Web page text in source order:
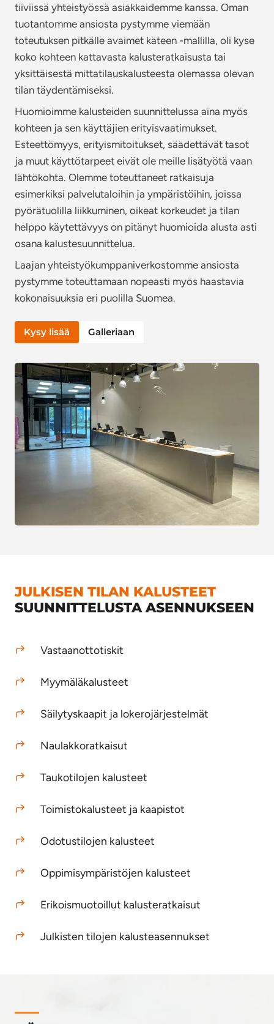
tiiviissä yhteistyössä asiakkaidemme kanssa. Oman
tuotantomme ansiosta pystymme viemään
toteutuksen pitkälle avaimet käteen -mallilla, oli kyse
koko kohteen kattavasta kalusteratkaisusta tai
yksittäisestä mittatilauskalusteesta olemassa olevan
tilan täydentämiseksi.
Huomioimme kalusteiden suunnittelussa aina myös
kohteen ja sen käyttäjien erityisvaatimukset.
Esteettömyys, erityismitoitukset, säädettävät tasot
ja muut käyttötarpeet eivät ole meille lisätyötä vaan
lähtökohta. Olemme toteuttaneet ratkaisuja
esimerkiksi palvelutaloihin ja ympäristöihin, joissa
pyörätuolilla liikkuminen, oikeat korkeudet ja tilan
helppo käytettävyys on pitänyt huomioida alusta asti
osana kalustesuunnittelua.
Laajan yhteistyökumppaniverkostomme ansiosta
pystymme toteuttamaan nopeasti myös haastavia
kokonaisuuksia eri puolilla Suomea.
Kysy lisää Galleriaan
JULKISEN TILAN KALUSTEET
SUUNNITTELUSTA ASENNUKSEEN
Vastaanottotiskit
Myymäläkalusteet
Säilytyskaapit ja lokerojärjestelmät
Naulakkoratkaisut
Taukotilojen kalusteet
Toimistokalusteet ja kaapistot
Odotustilojen kalusteet
Oppimisympäristöjen kalusteet
Erikoismuotoillut kalusteratkaisut
Julkisten tilojen kalusteasennukset